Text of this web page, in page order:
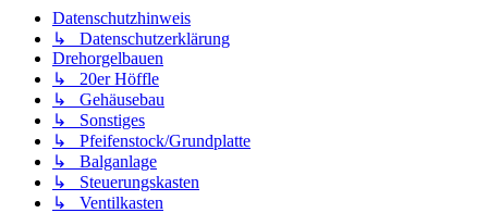
Datenschutzhinweis
↳ Datenschutzerklärung
Drehorgelbauen
↳ 20er Höffle
↳ Gehäusebau
↳ Sonstiges
↳ Pfeifenstock/Grundplatte
↳ Balganlage
↳ Steuerungskasten
↳ Ventilkasten